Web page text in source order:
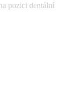
pozici dentální